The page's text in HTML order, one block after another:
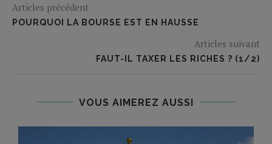
Articles précédent
POURQUOI LA BOURSE EST EN HAUSSE
Articles suivant
FAUT-IL TAXER LES RICHES ? (1/2)
VOUS AIMEREZ AUSSI